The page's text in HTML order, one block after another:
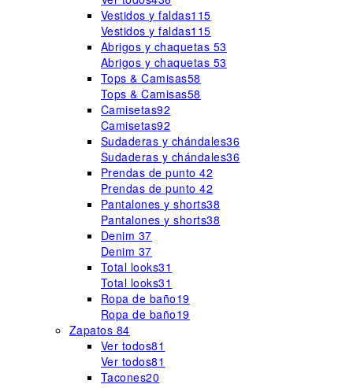
Vestidos y faldas115
Vestidos y faldas115
Abrigos y chaquetas 53
Abrigos y chaquetas 53
Tops & Camisas58
Tops & Camisas58
Camisetas92
Camisetas92
Sudaderas y chándales36
Sudaderas y chándales36
Prendas de punto42
Prendas de punto42
Pantalones y shorts38
Pantalones y shorts38
Denim 37
Denim 37
Total looks31
Total looks31
Ropa de baño19
Ropa de baño19
Zapatos 84
Ver todos81
Ver todos81
Tacones20